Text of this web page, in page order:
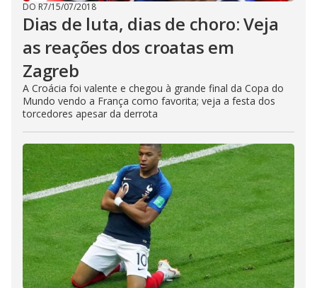
DO R7/15/07/2018
Dias de luta, dias de choro: Veja
as reações dos croatas em
Zagreb
A Croácia foi valente e chegou à grande final da Copa do
Mundo vendo a França como favorita; veja a festa dos
torcedores apesar da derrota